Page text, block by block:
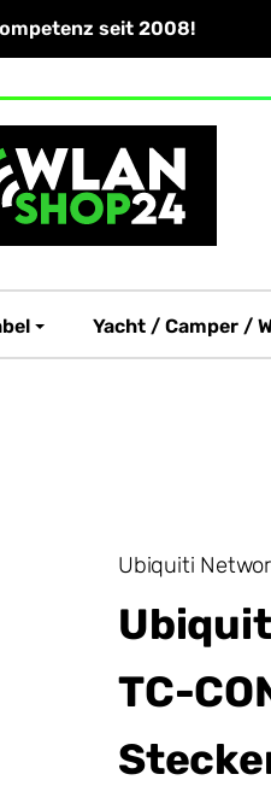
seit 2008!
Yacht / Camper /
Ubiquiti
TC-